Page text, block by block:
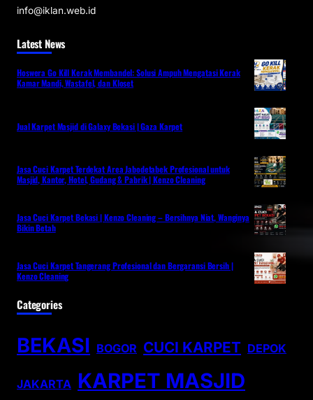
info@iklan.web.id
Latest News
Hoswera Go Kill Kerak Membandel: Solusi Ampuh Mengatasi Kerak
Kamar Mandi, Wastafel, dan Kloset
Jual Karpet Masjid di Galaxy Bekasi | Gaza Karpet
Jasa Cuci Karpet Terdekat Area Jabodetabek Profesional untuk
Masjid, Kantor, Hotel, Gudang & Pabrik | Kenzo Cleaning
Jasa Cuci Karpet Bekasi | Kenzo Cleaning – Bersihnya Niat, Wanginya
Bikin Betah
Jasa Cuci Karpet Tangerang Profesional dan Bergaransi Bersih |
Kenzo Cleaning
Categories
BEKASI BOGOR CUCI KARPET DEPOK
JAKARTA KARPET MASJID